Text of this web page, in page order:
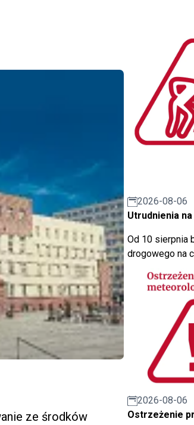
ze środków
2026-08-06
Utrudnienia
Od 10 sierpnia
drogowego na
2026-08-06
Ostrzeżenie